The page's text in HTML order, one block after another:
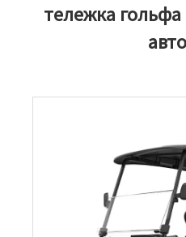
тележка